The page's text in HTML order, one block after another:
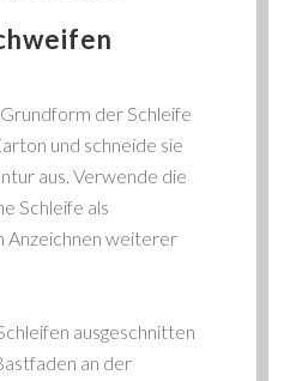
der Schleife
und schneide sie
aus. Verwende die
Schleife als
Anzeichnen weiterer
ausgeschnitten
an der